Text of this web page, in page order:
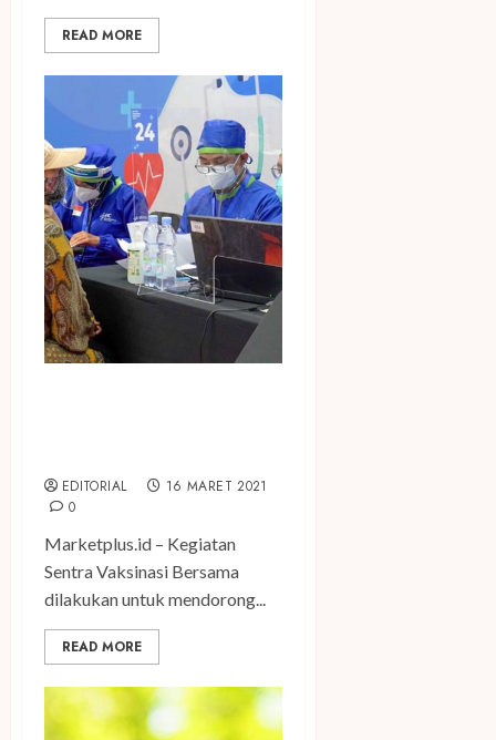
READ MORE
EDITORIAL
16 MARET 2021
0
Marketplus.id – Kegiatan
Sentra Vaksinasi Bersama
dilakukan untuk mendorong...
READ MORE